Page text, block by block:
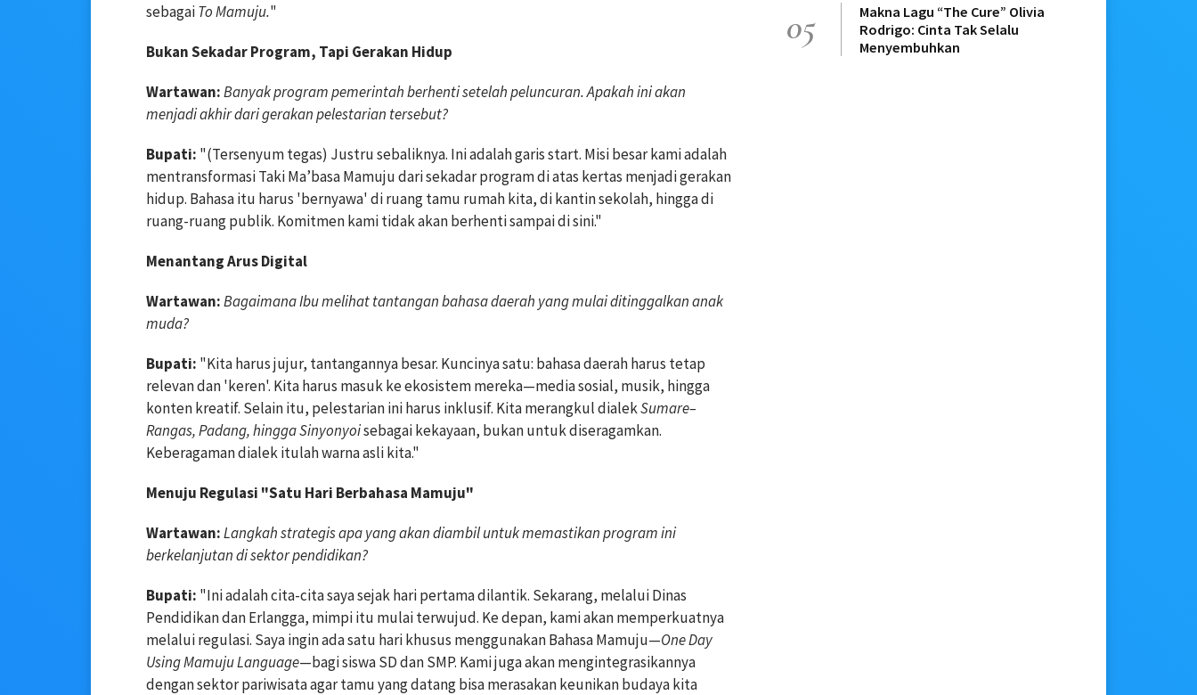
sebagaiTo Mamuju."
Bukan Sekadar Program, Tapi Gerakan Hidup
Wartawan:Banyak program pemerintah berhenti setelah peluncuran. Apakah ini akan
menjadi akhir dari gerakan pelestarian tersebut?
Bupati: "(Tersenyum tegas) Justru sebaliknya. Ini adalah garis start. Misi besar kami adalah
mentransformasi Taki Ma’basa Mamuju dari sekadar program di atas kertas menjadi gerakan
hidup. Bahasa itu harus 'bernyawa' di ruang tamu rumah kita, di kantin sekolah, hingga di
ruang-ruang publik. Komitmen kami tidak akan berhenti sampai di sini."
Menantang Arus Digital
Wartawan:Bagaimana Ibu melihat tantangan bahasa daerah yang mulai ditinggalkan anak
muda?
Bupati: "Kita harus jujur, tantangannya besar. Kuncinya satu: bahasa daerah harus tetap
relevan dan 'keren'. Kita harus masuk ke ekosistem mereka—media sosial, musik, hingga
konten kreatif. Selain itu, pelestarian ini harus inklusif. Kita merangkul dialekSumare–
Rangas, Padang, hingga Sinyonyoisebagai kekayaan, bukan untuk diseragamkan.
Keberagaman dialek itulah warna asli kita."
Menuju Regulasi "Satu Hari Berbahasa Mamuju"
Wartawan:Langkah strategis apa yang akan diambil untuk memastikan program ini
berkelanjutan di sektor pendidikan?
Bupati: "Ini adalah cita-cita saya sejak hari pertama dilantik. Sekarang, melalui Dinas
Pendidikan dan Erlangga, mimpi itu mulai terwujud. Ke depan, kami akan memperkuatnya
melalui regulasi. Saya ingin ada satu hari khusus menggunakan Bahasa Mamuju—One Day
Using Mamuju Language—bagi siswa SD dan SMP. Kami juga akan mengintegrasikannya
dengan sektor pariwisata agar tamu yang datang bisa merasakan keunikan budaya kita
05
Makna Lagu “The Cure” Olivia
Rodrigo: Cinta Tak Selalu
Menyembuhkan